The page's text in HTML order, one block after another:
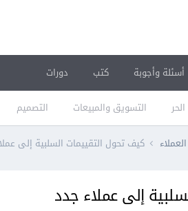
التسويق والمبيعات التصميم
أسئلة وأجوبة كتب دورات
كيف تحول التقييمات السلبية إلى
إلى عملاء جدد